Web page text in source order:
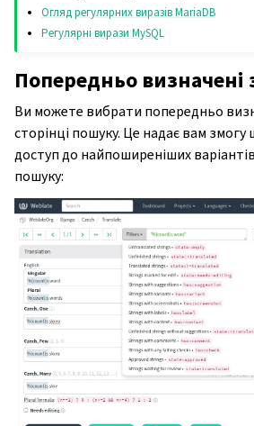
Огляд регулярних виразів MariaDB
Регулярні вирази MySQL
Попередньо визначені
Ви можете вибрати попередньо
сторінці пошуку. Це надає вам
доступ до найпоширеніших
пошуку: